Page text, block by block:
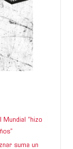
“hizo
suma un